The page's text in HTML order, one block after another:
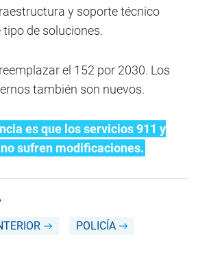
y soporte técnico
de soluciones.
el 152 por 2030. Los
también son nuevos.
es que los servicios 911 y
sufren modificaciones.
POLICÍA